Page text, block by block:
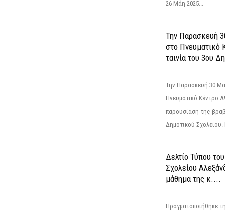
26 Μάη 2025...
Την Παρασκευή
στο Πνευματικό
ταινία του 3ου
Την Παρασκευή 30
Πνευματικό Κέντρο
παρουσίαση της
Δημοτικού Σχολείου.
Δελτίο Τύπου
Σχολείου
μάθημα της κ....
Πραγματοποιήθηκε